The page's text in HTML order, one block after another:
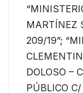
MARTÍNEZ
209/19”;
DOLOSO –
PÚBLICO